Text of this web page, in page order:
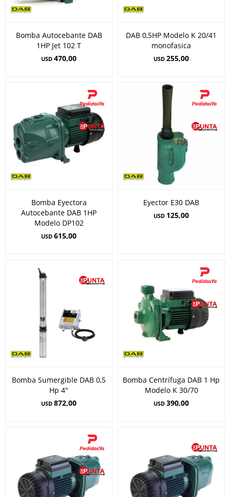
Bomba Autocebante DAB
1HP Jet 102 T
USD 470,00
DAB 0,5HP Modelo K 20/41
monofasica
USD 255,00
Bomba Eyectora
Autocebante DAB 1HP
Modelo DP102
USD 615,00
Eyector E30 DAB
USD 125,00
Bomba Sumergible DAB 0,5
Hp 4"
USD 872,00
Bomba Centrífuga DAB 1 Hp
Modelo K 30/70
USD 390,00